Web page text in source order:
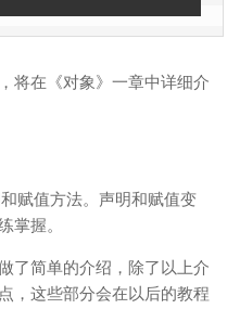
将在《对象》一章中详细介
赋值方法。声明和赋值变
掌握。
了简单的介绍，除了以上介
，这些部分会在以后的教程